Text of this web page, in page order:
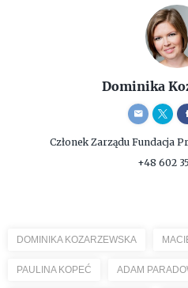
Dominika
Członek Zarządu Fundacja
+48 602
DOMINIKA KOZARZEWSKA
PAULINA KOPEĆ ADAM